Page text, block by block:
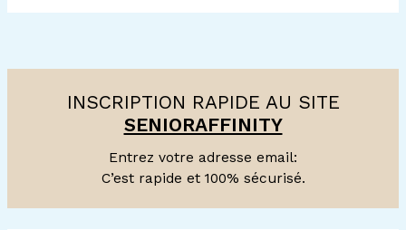
INSCRIPTION RAPIDE AU SITE
SENIORAFFINITY
Entrez votre adresse email:
C’est rapide et 100% sécurisé.